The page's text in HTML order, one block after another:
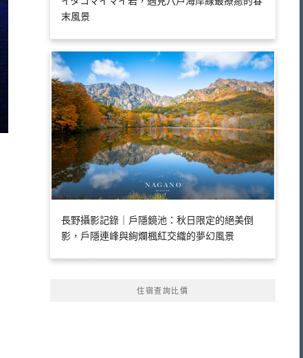
末風景
長野攝影記錄｜戶隱鏡池：秋日限定的絕美倒
影，戶隱連峰與絢爛楓紅交織的夢幻風景
住宿查詢比價